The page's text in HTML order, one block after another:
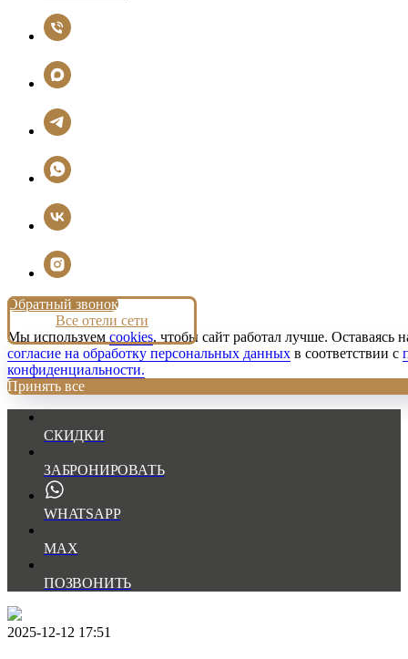
Обратный звонок
Все отели сети
Мы используем cookies, чтобы сайт работал лучше. Оставаясь
согласие на обработку персональных данных в соответствии с
конфиденциальности.
Принять все
СКИДКИ
ЗАБРОНИРОВАТЬ
WHATSAPP
MAX
ПОЗВОНИТЬ
2025-12-12 17:51